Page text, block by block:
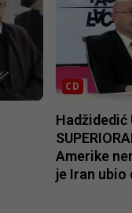
CD
Hadžidedić
Amerike
je Iran ubio